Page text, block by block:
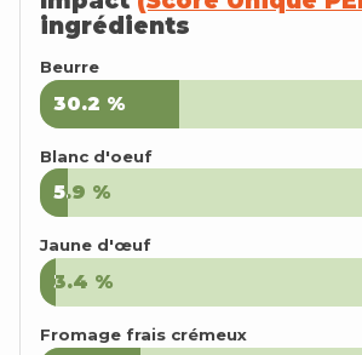
ingrédients
Beurre
30.2 %
30.2 %
Blanc d'oeuf
5.9 %
5.9 %
Jaune d'œuf
3.4 %
3.4 %
Fromage frais crémeux